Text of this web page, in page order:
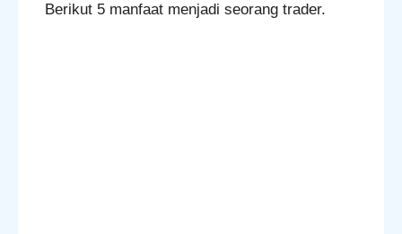
Berikut 5 manfaat menjadi seorang trader.